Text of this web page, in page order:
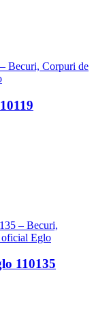
110135